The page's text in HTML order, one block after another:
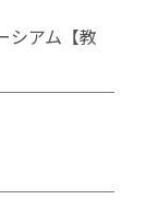
シアム【教